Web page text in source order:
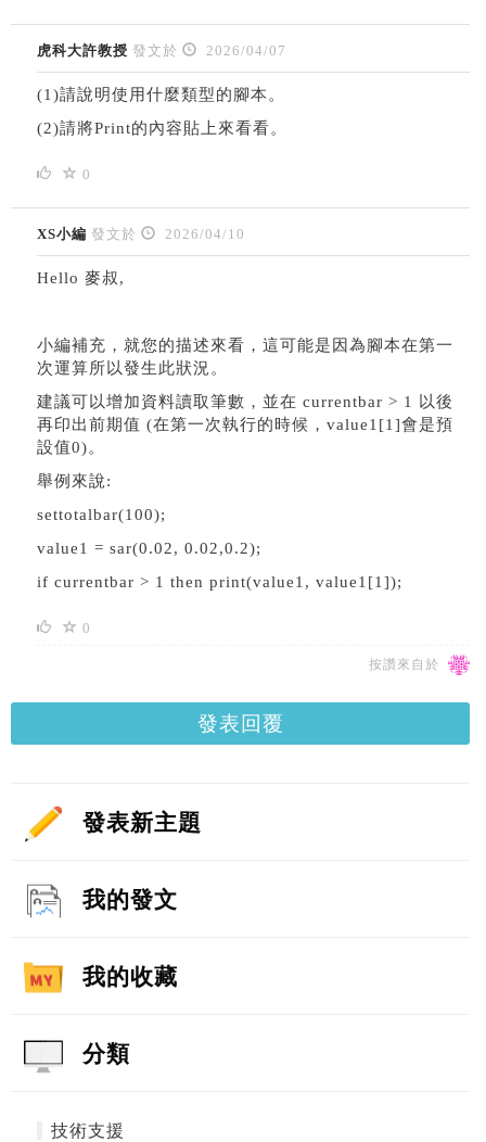
虎科大許教授 發文於 2026/04/07
(1)請說明使用什麼類型的腳本。
(2)請將Print的內容貼上來看看。
0
XS小編 發文於 2026/04/10
Hello 麥叔,
小編補充，就您的描述來看，這可能是因為腳本在第一
次運算所以發生此狀況。
建議可以增加資料讀取筆數，並在 currentbar > 1 以後
再印出前期值 (在第一次執行的時候，value1[1]會是預
設值0)。
舉例來說:
settotalbar(100);
value1 = sar(0.02, 0.02,0.2);
if currentbar > 1 then print(value1, value1[1]);
0
按讚來自於
發表回覆
發表新主題
我的發文
我的收藏
分類
技術支援